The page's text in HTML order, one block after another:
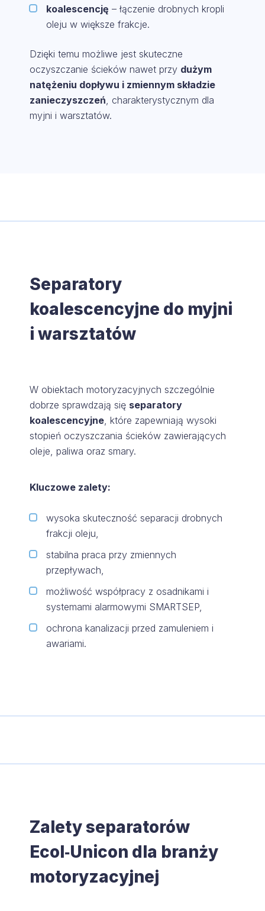
koalescencję – łączenie drobnych kropli
oleju w większe frakcje.
Dzięki temu możliwe jest skuteczne
oczyszczanie ścieków nawet przy dużym
natężeniu dopływu i zmiennym składzie
zanieczyszczeń, charakterystycznym dla
myjni i warsztatów.
Separatory
koalescencyjne do myjni
i warsztatów
W obiektach motoryzacyjnych szczególnie
dobrze sprawdzają się separatory
koalescencyjne, które zapewniają wysoki
stopień oczyszczania ścieków zawierających
oleje, paliwa oraz smary.
Kluczowe zalety:
wysoka skuteczność separacji drobnych
frakcji oleju,
stabilna praca przy zmiennych
przepływach,
możliwość współpracy z osadnikami i
systemami alarmowymi SMARTSEP,
ochrona kanalizacji przed zamuleniem i
awariami.
Zalety separatorów
Ecol‑Unicon dla branży
motoryzacyjnej